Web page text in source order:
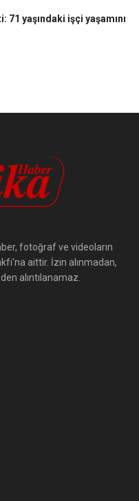
71 yaşındaki işçi yaşamını
fotoğraf ve videoların
aittir. İzin alınmadan,
alıntılanamaz.